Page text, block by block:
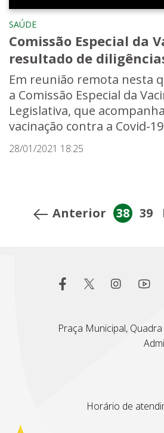
SAÚDE
Comissão Especial da
resultado de
Em reunião remota nesta
a Comissão Especial da
Legislativa, que
vacinação contra a Covid-
28/01/2021 18:25
Anterior 38 39
Praça Municipal,
Horário de